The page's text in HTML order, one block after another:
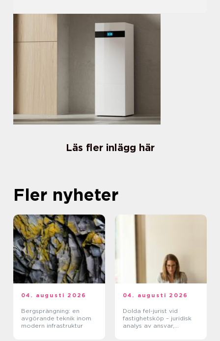
Läs fler inlägg här
Fler nyheter
04. augusti 2026
Bergsprängning: en
avgörande teknik inom
modern infrastruktur
04. augusti 2026
Dolda fel-jurist vid
fastighetsköp – juridisk
analys av ansvar,